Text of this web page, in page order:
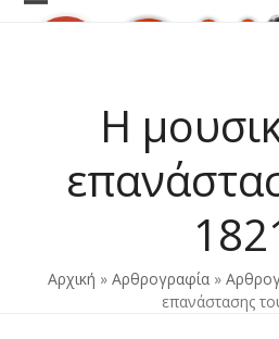
Skip
Open
Close
Η
Αρχική » Αρθρογραφία»
επανάστασης